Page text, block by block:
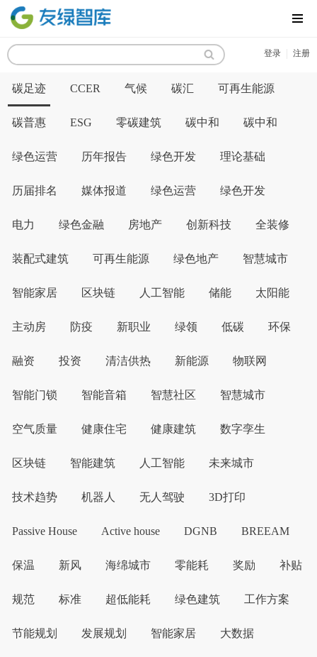
MENU
登录 注册
碳足迹 CCER 气候 碳汇 可再生能源
碳普惠 ESG 零碳建筑 碳中和 碳中和
绿色运营 历年报告 绿色开发 理论基础
历届排名 媒体报道 绿色运营 绿色开发
电力 绿色金融 房地产 创新科技 全装修
装配式建筑 可再生能源 绿色地产 智慧城市
智能家居 区块链 人工智能 储能 太阳能
主动房 防疫 新职业 绿领 低碳 环保
融资 投资 清洁供热 新能源 物联网
智能门锁 智能音箱 智慧社区 智慧城市
空气质量 健康住宅 健康建筑 数字孪生
区块链 智能建筑 人工智能 未来城市
技术趋势 机器人 无人驾驶 3D打印
Passive House Active house DGNB BREEAM
保温 新风 海绵城市 零能耗 奖励 补贴
规范 标准 超低能耗 绿色建筑 工作方案
节能规划 发展规划 智能家居 大数据